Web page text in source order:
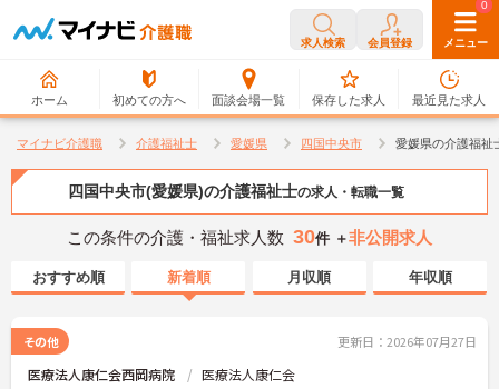
求人検索 会員登録 メニュー
ホーム 初めての方へ 面談会場一覧
0
保存した求人
0
最近見た求人
マイナビ介護職 介護福祉士 愛媛県 四国中央市 愛媛県の介護福祉
四国中央市(愛媛県)の介護福祉士の求人・転職一覧
この条件の介護・福祉求人数 30件 ＋非公開求人
おすすめ順 新着順 月収順 年収順
その他 更新日：2026年07月27日
医療法人康仁会西岡病院 医療法人康仁会